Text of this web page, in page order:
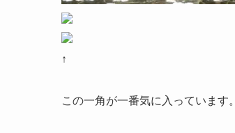
↑
この一角が一番気に入っています。